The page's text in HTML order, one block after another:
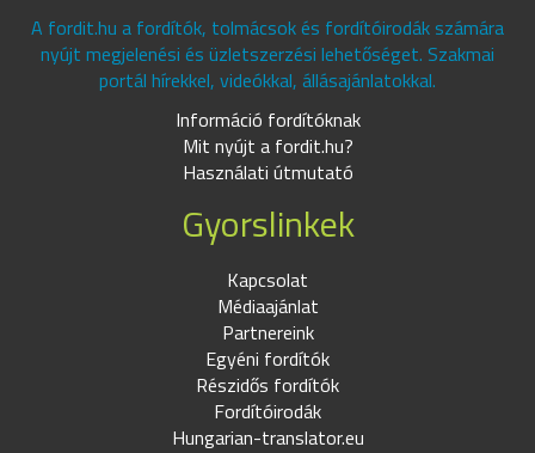
A fordit.hu a fordítók, tolmácsok és fordítóirodák számára
nyújt megjelenési és üzletszerzési lehetőséget. Szakmai
portál hírekkel, videókkal, állásajánlatokkal.
Információ fordítóknak
Mit nyújt a fordit.hu?
Használati útmutató
Gyorslinkek
Kapcsolat
Médiaajánlat
Partnereink
Egyéni fordítók
Részidős fordítók
Fordítóirodák
Hungarian-translator.eu